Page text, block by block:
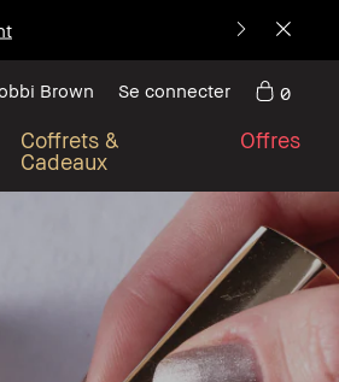
Coffrets &
Cadeaux
Offres
Brown Se connecter 0